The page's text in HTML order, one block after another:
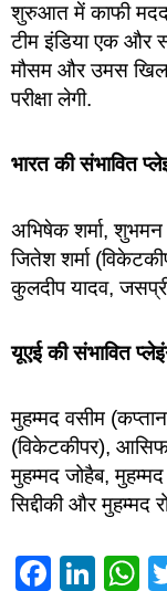
शुरुआत में काफी मदद
टीम इंडिया एक और
मौसम और उमस
परीक्षा लेगी.
भारत की संभावित
अभिषेक शर्मा, शुभमन
जितेश शर्मा
कुलदीप यादव,
यूएई की संभावित
मुहम्मद वसीम
(विकेटकीपर),
मुहम्मद जोहैब,
सिद्दीकी और मुहम्मद